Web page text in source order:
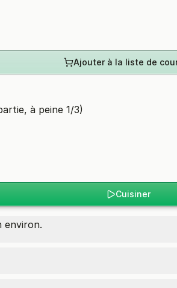
Ajouter à la liste de
à peine 1/3)
Cuisiner
environ.